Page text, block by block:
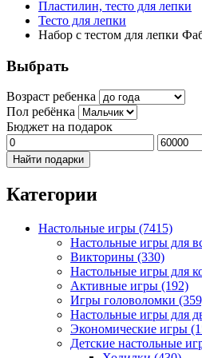
Пластилин, тесто для лепки
Тесто для лепки
Набор с тестом для лепки
Выбрать
Возраст ребенка
Пол ребёнка
Бюджет на подарок
Найти подарки
Категории
Настольные игры (7415)
Настольные игры для
Викторины (330)
Настольные игры для
Активные игры (192)
Игры головоломки
Настольные игры для
Экономические игры
Детские настольные